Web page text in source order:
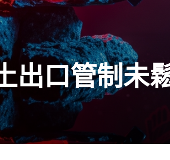
出口管制未